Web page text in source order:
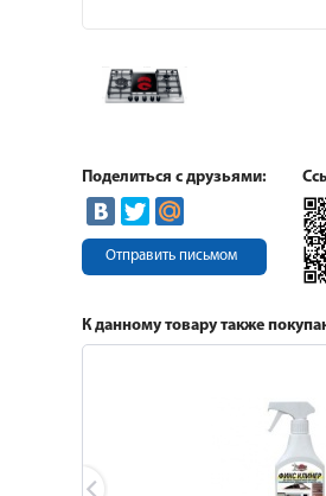
Поделиться с друзьями:
Отправить письмом
К данному товару также